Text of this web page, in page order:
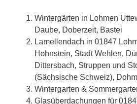
Wintergärten in Lohmen
Daube, Doberzeit, Bastei
Lamellendach in 01847
Hohnstein, Stadt Wehlen,
Dittersbach, Struppen und
(Sächsische Schweiz),
Wintergarten &
Glasüberdachungen für